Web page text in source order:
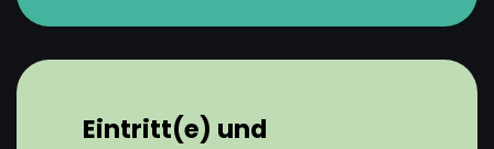
Eintritt(e) und